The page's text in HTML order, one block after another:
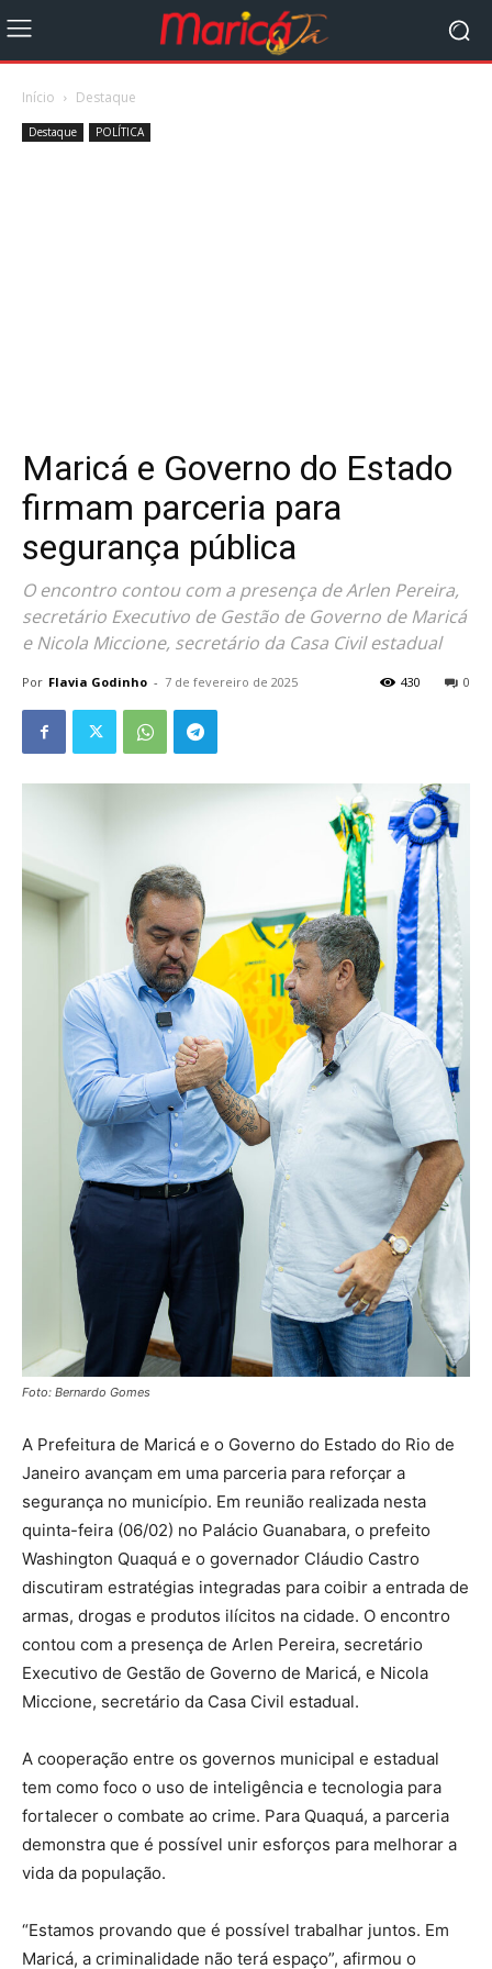
Início Destaque
Destaque POLÍTICA
Maricá e Governo do Estado
firmam parceria para
segurança pública
O encontro contou com a presença de Arlen Pereira,
secretário Executivo de Gestão de Governo de Maricá
e Nicola Miccione, secretário da Casa Civil estadual
Por Flavia Godinho - 7 de fevereiro de 2025 0
430
Foto: Bernardo Gomes
A Prefeitura de Maricá e o Governo do Estado do Rio de
Janeiro avançam em uma parceria para reforçar a
segurança no município. Em reunião realizada nesta
quinta-feira (06/02) no Palácio Guanabara, o prefeito
Washington Quaquá e o governador Cláudio Castro
discutiram estratégias integradas para coibir a entrada de
armas, drogas e produtos ilícitos na cidade. O encontro
contou com a presença de Arlen Pereira, secretário
Executivo de Gestão de Governo de Maricá, e Nicola
Miccione, secretário da Casa Civil estadual.
A cooperação entre os governos municipal e estadual
tem como foco o uso de inteligência e tecnologia para
fortalecer o combate ao crime. Para Quaquá, a parceria
demonstra que é possível unir esforços para melhorar a
vida da população.
“Estamos provando que é possível trabalhar juntos. Em
Maricá, a criminalidade não terá espaço”, afirmou o